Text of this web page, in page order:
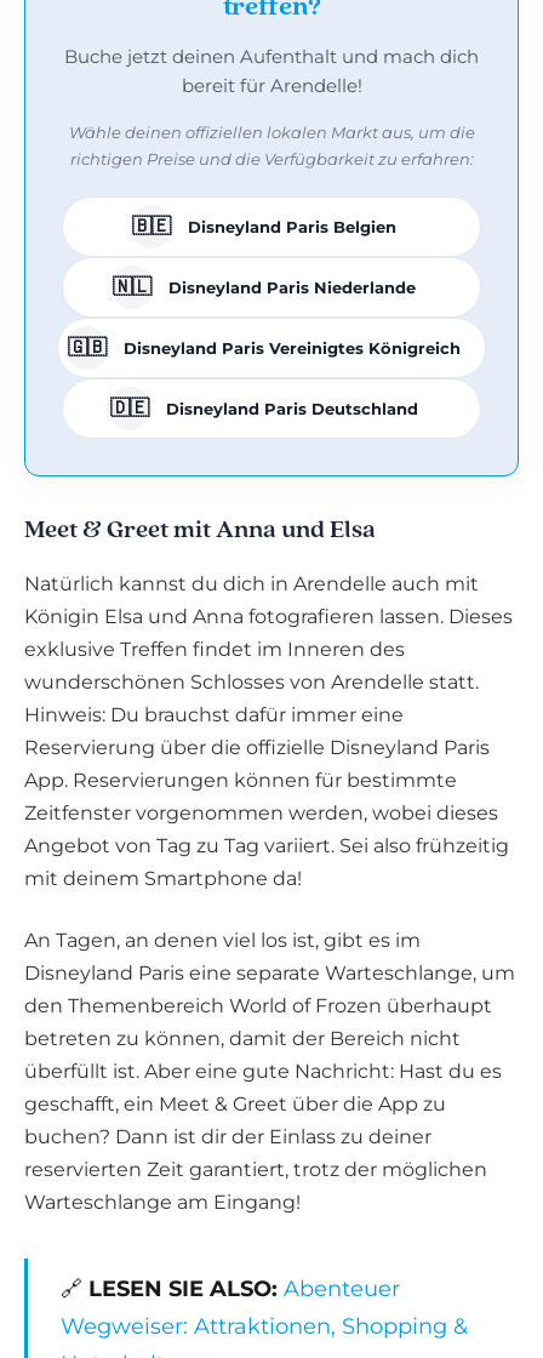
treffen?
Buche jetzt deinen Aufenthalt und mach dich
bereit für Arendelle!
Wähle deinen offiziellen lokalen Markt aus, um die
richtigen Preise und die Verfügbarkeit zu erfahren:
🇧🇪 Disneyland Paris Belgien
🇳🇱 Disneyland Paris Niederlande
🇬🇧 Disneyland Paris Vereinigtes Königreich
🇩🇪 Disneyland Paris Deutschland
Meet & Greet mit Anna und Elsa
Natürlich kannst du dich in Arendelle auch mit
Königin Elsa und Anna fotografieren lassen. Dieses
exklusive Treffen findet im Inneren des
wunderschönen Schlosses von Arendelle statt.
Hinweis: Du brauchst dafür immer eine
Reservierung über die offizielle Disneyland Paris
App. Reservierungen können für bestimmte
Zeitfenster vorgenommen werden, wobei dieses
Angebot von Tag zu Tag variiert. Sei also frühzeitig
mit deinem Smartphone da!
An Tagen, an denen viel los ist, gibt es im
Disneyland Paris eine separate Warteschlange, um
den Themenbereich World of Frozen überhaupt
betreten zu können, damit der Bereich nicht
überfüllt ist. Aber eine gute Nachricht: Hast du es
geschafft, ein Meet & Greet über die App zu
buchen? Dann ist dir der Einlass zu deiner
reservierten Zeit garantiert, trotz der möglichen
Warteschlange am Eingang!
🔗 LESEN SIE ALSO: Abenteuer
Wegweiser: Attraktionen, Shopping &